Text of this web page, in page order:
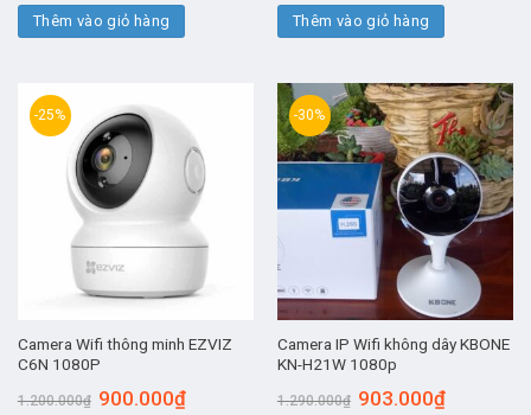
là:
1.190.000₫.
Thêm vào giỏ hàng
là:
1.230.000₫.
Thêm vào giỏ hàng
-25%
Camera Wifi thông minh EZVIZ
C6N 1080P
1.200.000₫ Giá
gốc
900.000₫Giá
-30%
Camera IP Wifi không dây KBONE
KN-H21W 1080p
1.290.000₫ Giá
gốc
903.000₫Giá